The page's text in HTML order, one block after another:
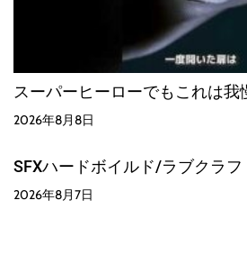
スーパーヒーローでもこれは我
2026年8月8日
SFXハードボイルド/ラブクラフ
2026年8月7日